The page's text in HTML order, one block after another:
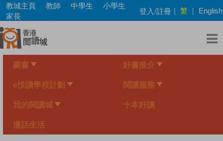
Skip
main
content
教城主頁 教師 中學生
小學生
家長
登入/註冊 | 繁 | English
圖書 好書推介
e悅讀學校計劃 閱讀服務
我的閱讀城 十本好讀
漫話生活